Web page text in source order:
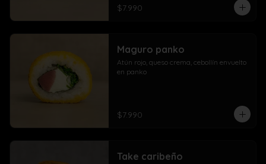
$7.990
Maguro panko
Atún rojo, queso crema, cebollín envuelto
en panko
$7.990
Take caribeño